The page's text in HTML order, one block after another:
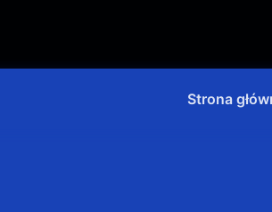
Strona